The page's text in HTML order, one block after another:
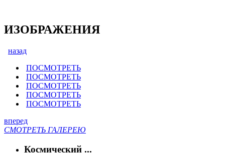
ИЗОБРАЖЕНИЯ
назад
ПОСМОТРЕТЬ
ПОСМОТРЕТЬ
ПОСМОТРЕТЬ
ПОСМОТРЕТЬ
ПОСМОТРЕТЬ
вперед
СМОТРЕТЬ ГАЛЕРЕЮ
Космический ...